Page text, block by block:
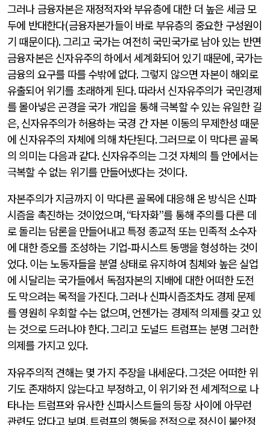
그러나 금융자본은 재정적자와 부유층에 대한 더 높은 세금 모
두에 반대한다(금융자본가들이 바로 부유층의 중요한 구성원이
기 때문이다).그리고 국가는 여전히 국민국가로 남아 있는 반면
금융자본은 신자유주의 하에서 세계화되어 있기 때문에,국가는
금융의 요구를 따를 수밖에 없다.그렇지 않으면 자본이 해외로
유출되어 위기를 초래하게 된다.따라서 신자유주의가 국민경제
를 몰아넣은 곤경을 국가 개입을 통해 극복할 수 있는 유일한 길
은, 신자유주의가 허용하는 국경 간 자본 이동의 무제한성 때문
에 신자유주의 자체에 의해 차단된다.그러므로 이 막다른 골목
의 의미는 다음과 같다.신자유주의는 그것 자체의 틀 안에서는
극복할 수 없는 위기를 만들어냈다는 것이다.
자본주의가 지금까지 이 막다른 골목에 대응해 온 방식은 신파
시즘을 촉진하는 것이었으며, “타자화”를 통해 주의를 다른 데
로 돌리는 담론을 만들어내고 특정 종교적 또는 민족적 소수자
에 대한 증오를 조성하는 기업-파시스트 동맹을 형성하는 것이
었다.이는 노동자들을 분열 상태로 유지하여 침체와 높은 실업
에 시달리는 국가들에서 독점자본의 지배에 대한 어떠한 도전
도 막으려는 목적을 가진다.그러나 신파시즘조차도 경제 문제
를 영원히 우회할 수는 없으며, 언젠가는 경제적 의제를 갖고 있
는 것으로 드러나야 한다.그리고 도널드 트럼프는 분명 그러한
의제를 가지고 있다.
자유주의적 견해는 몇 가지 주장을 내세운다.그것은 어떠한 위
기도 존재하지 않는다고 부정하고, 이 위기와 전 세계적으로 나
타나는 트럼프와 유사한 신파시스트들의 등장 사이에 아무런
관련도 없다고 보며,트럼프의 행동을 전적으로 정신이 불안정